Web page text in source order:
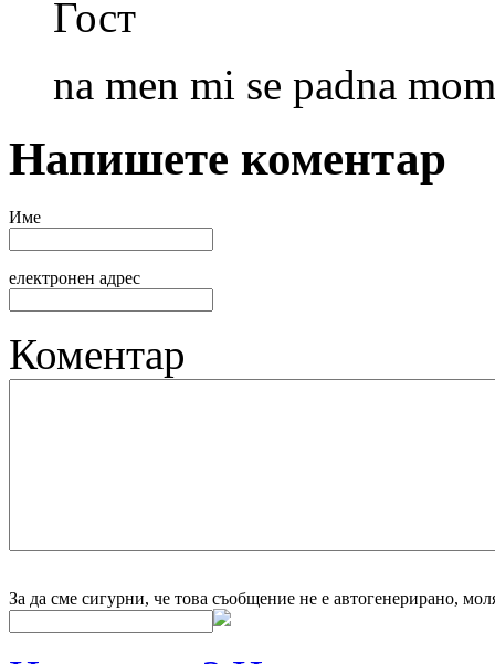
na men mi se padna
Напишете коментар
Име
електронен адрес
Коментар
За да сме сигурни, че това съобщение не е автогенерирано,